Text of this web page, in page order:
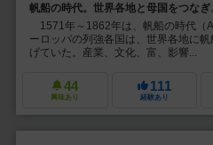
帆船の時代。世界各地と母国をつなぎ
1571年～1862年は、帆船の時代（
ーロッパの列強各国は、世界各地に
げていた。産業、文化、富、影響...
44
興味あり
111
経験あり